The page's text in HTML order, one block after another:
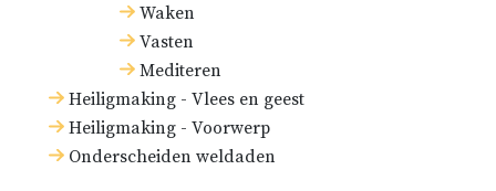
Waken
Vasten
Mediteren
Heiligmaking - Vlees en geest
Heiligmaking - Voorwerp
Onderscheiden weldaden